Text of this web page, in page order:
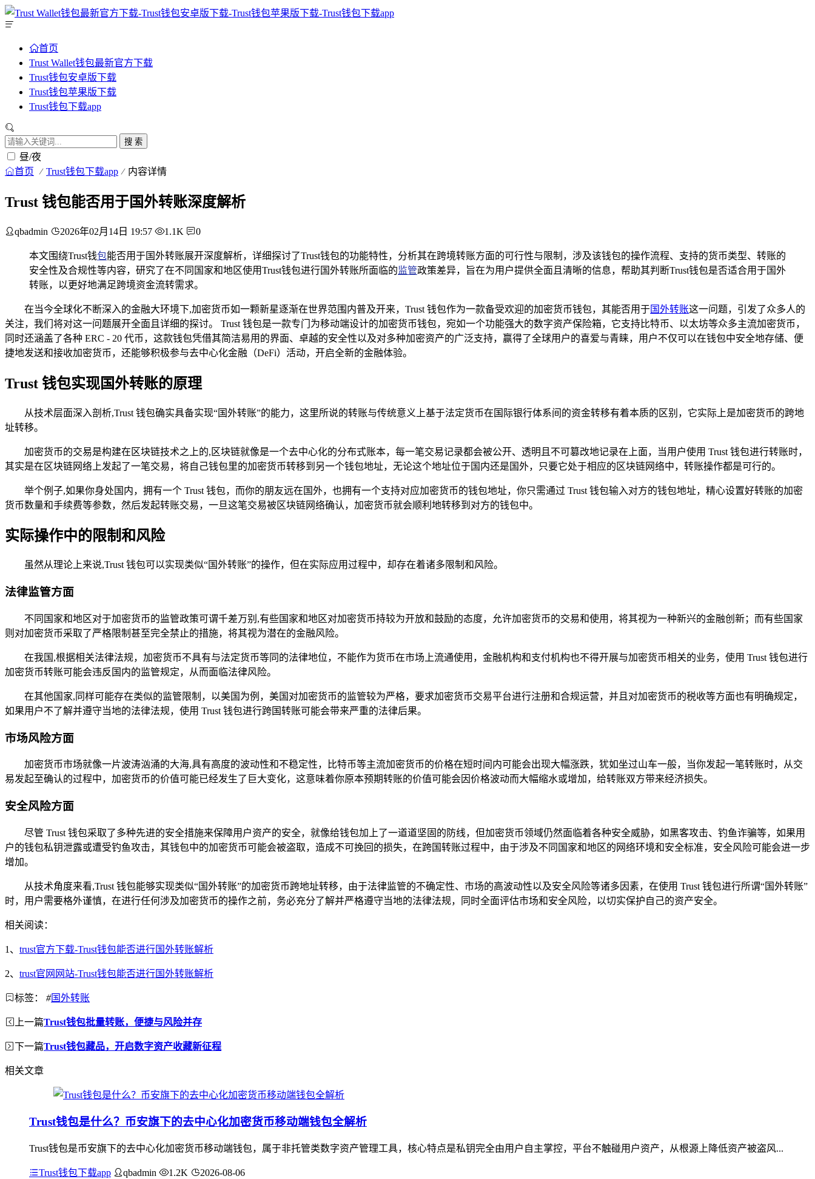
首页
Trust Wallet钱包最新官方下载
Trust钱包安卓版下载
Trust钱包苹果版下载
Trust钱包下载app
搜 索
昼/夜
首页 Trust钱包下载app 内容详情
Trust 钱包能否用于国外转账深度解析
qbadmin 2026年02月14日 19:57 1.1K 0
本文围绕Trust钱包能否用于国外转账展开深度解析，详细探讨了Trust钱包的功能特性，分析其在跨境转账方面的可行性与限制，涉及该钱包的操作流程、支持的货币类型、转账的
安全性及合规性等内容，研究了在不同国家和地区使用Trust钱包进行国外转账所面临的监管政策差异，旨在为用户提供全面且清晰的信息，帮助其判断Trust钱包是否适合用于国外
转账，以更好地满足跨境资金流转需求。
在当今全球化不断深入的金融大环境下,加密货币如一颗新星逐渐在世界范围内普及开来，Trust 钱包作为一款备受欢迎的加密货币钱包，其能否用于国外转账这一问题，引发了众多人的
关注，我们将对这一问题展开全面且详细的探讨。 Trust 钱包是一款专门为移动端设计的加密货币钱包，宛如一个功能强大的数字资产保险箱，它支持比特币、以太坊等众多主流加密货币，
同时还涵盖了各种 ERC - 20 代币，这款钱包凭借其简洁易用的界面、卓越的安全性以及对多种加密资产的广泛支持，赢得了全球用户的喜爱与青睐，用户不仅可以在钱包中安全地存储、便
捷地发送和接收加密货币，还能够积极参与去中心化金融（DeFi）活动，开启全新的金融体验。
Trust 钱包实现国外转账的原理
从技术层面深入剖析,Trust 钱包确实具备实现“国外转账”的能力，这里所说的转账与传统意义上基于法定货币在国际银行体系间的资金转移有着本质的区别，它实际上是加密货币的跨地
址转移。
加密货币的交易是构建在区块链技术之上的,区块链就像是一个去中心化的分布式账本，每一笔交易记录都会被公开、透明且不可篡改地记录在上面，当用户使用 Trust 钱包进行转账时，
其实是在区块链网络上发起了一笔交易，将自己钱包里的加密货币转移到另一个钱包地址，无论这个地址位于国内还是国外，只要它处于相应的区块链网络中，转账操作都是可行的。
举个例子,如果你身处国内，拥有一个 Trust 钱包，而你的朋友远在国外，也拥有一个支持对应加密货币的钱包地址，你只需通过 Trust 钱包输入对方的钱包地址，精心设置好转账的加密
货币数量和手续费等参数，然后发起转账交易，一旦这笔交易被区块链网络确认，加密货币就会顺利地转移到对方的钱包中。
实际操作中的限制和风险
虽然从理论上来说,Trust 钱包可以实现类似“国外转账”的操作，但在实际应用过程中，却存在着诸多限制和风险。
法律监管方面
不同国家和地区对于加密货币的监管政策可谓千差万别,有些国家和地区对加密货币持较为开放和鼓励的态度，允许加密货币的交易和使用，将其视为一种新兴的金融创新；而有些国家
则对加密货币采取了严格限制甚至完全禁止的措施，将其视为潜在的金融风险。
在我国,根据相关法律法规，加密货币不具有与法定货币等同的法律地位，不能作为货币在市场上流通使用，金融机构和支付机构也不得开展与加密货币相关的业务，使用 Trust 钱包进行
加密货币转账可能会违反国内的监管规定，从而面临法律风险。
在其他国家,同样可能存在类似的监管限制，以美国为例，美国对加密货币的监管较为严格，要求加密货币交易平台进行注册和合规运营，并且对加密货币的税收等方面也有明确规定，
如果用户不了解并遵守当地的法律法规，使用 Trust 钱包进行跨国转账可能会带来严重的法律后果。
市场风险方面
加密货币市场就像一片波涛汹涌的大海,具有高度的波动性和不稳定性，比特币等主流加密货币的价格在短时间内可能会出现大幅涨跌，犹如坐过山车一般，当你发起一笔转账时，从交
易发起至确认的过程中，加密货币的价值可能已经发生了巨大变化，这意味着你原本预期转账的价值可能会因价格波动而大幅缩水或增加，给转账双方带来经济损失。
安全风险方面
尽管 Trust 钱包采取了多种先进的安全措施来保障用户资产的安全，就像给钱包加上了一道道坚固的防线，但加密货币领域仍然面临着各种安全威胁，如黑客攻击、钓鱼诈骗等，如果用
户的钱包私钥泄露或遭受钓鱼攻击，其钱包中的加密货币可能会被盗取，造成不可挽回的损失，在跨国转账过程中，由于涉及不同国家和地区的网络环境和安全标准，安全风险可能会进一步
增加。
从技术角度来看,Trust 钱包能够实现类似“国外转账”的加密货币跨地址转移，由于法律监管的不确定性、市场的高波动性以及安全风险等诸多因素，在使用 Trust 钱包进行所谓“国外转账”
时，用户需要格外谨慎，在进行任何涉及加密货币的操作之前，务必充分了解并严格遵守当地的法律法规，同时全面评估市场和安全风险，以切实保护自己的资产安全。
相关阅读：
1、 trust官方下载-Trust钱包能否进行国外转账解析
2、 trust官网网站-Trust钱包能否进行国外转账解析
标签： #国外转账
上一篇Trust钱包批量转账，便捷与风险并存
下一篇Trust钱包藏品，开启数字资产收藏新征程
相关文章
Trust钱包是什么？币安旗下的去中心化加密货币移动端钱包全解析
Trust钱包是币安旗下的去中心化加密货币移动端钱包，属于非托管类数字资产管理工具，核心特点是私钥完全由用户自主掌控，平台不触碰用户资产，从根源上降低资产被盗风...
Trust钱包下载app qbadmin 1.2K 2026-08-06